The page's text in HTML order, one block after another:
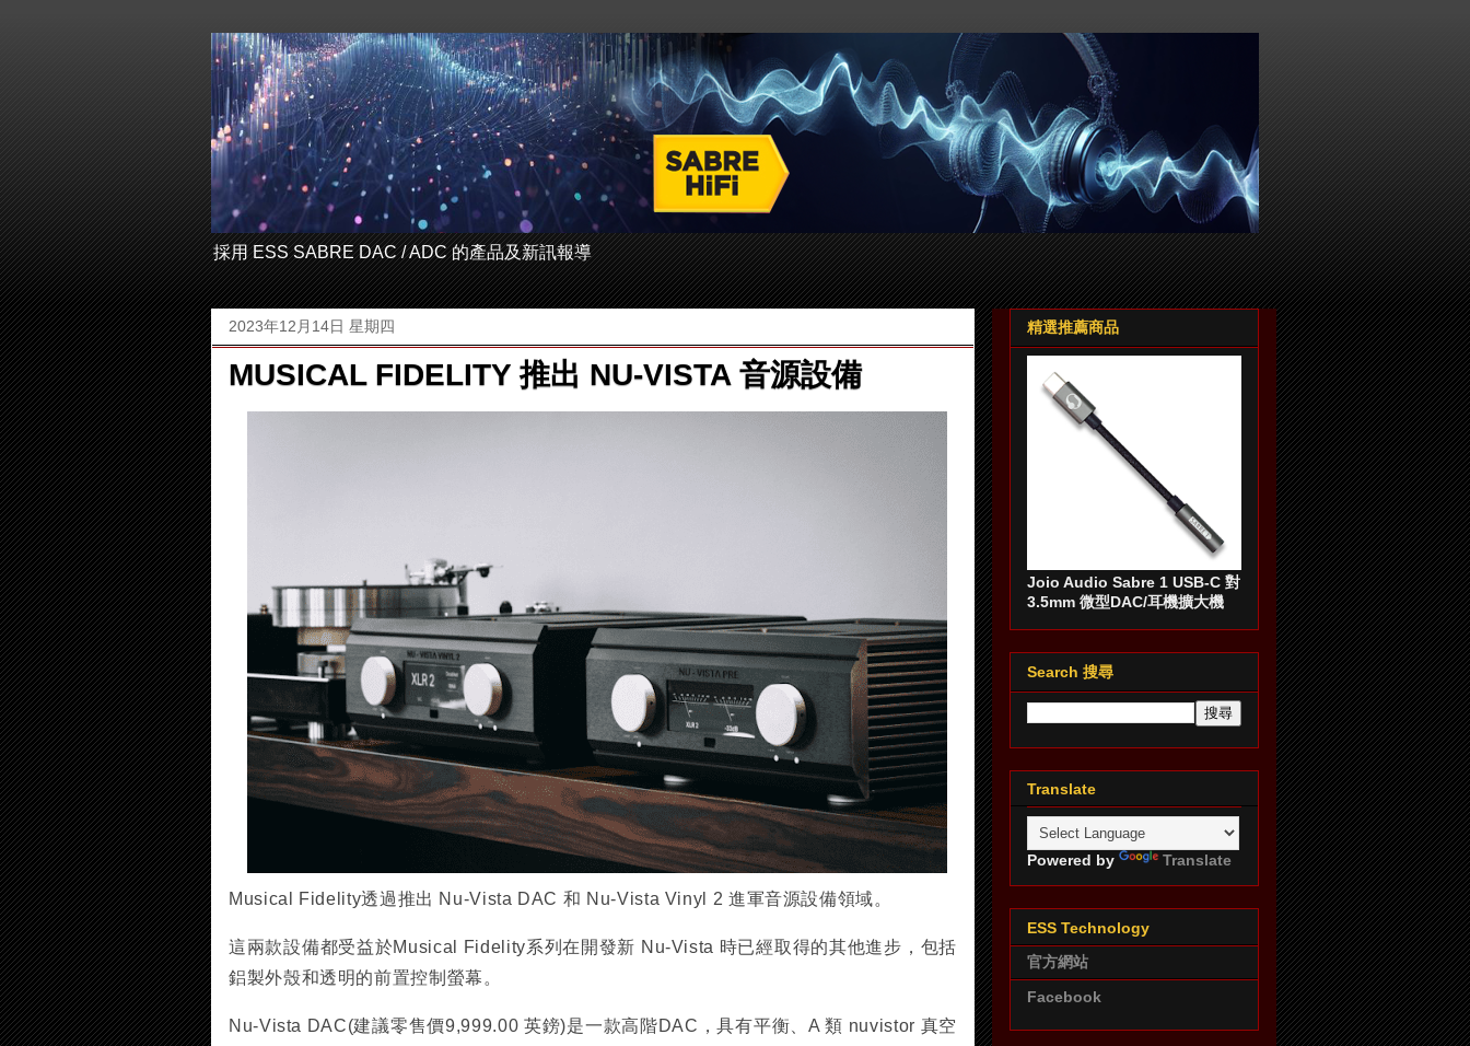
採用 ESS SABRE DAC / ADC 的產品及新訊報導
2023年12月14日 星期四
MUSICAL FIDELITY 推出 NU-VISTA 音源設備
Musical Fidelity透過推出 Nu-Vista DAC 和 Nu-Vista Vinyl 2 進軍音源設備領域。
這兩款設備都受益於Musical Fidelity系列在開發新 Nu-Vista 時已經取得的其他進步，包括
鋁製外殼和透明的前置控制螢幕。
Nu-Vista DAC(建議零售價9,999.00 英鎊)是一款高階DAC，具有平衡、A 類 nuvistor 真空
精選推薦商品
Joio Audio Sabre 1 USB-C 對
3.5mm 微型DAC/耳機擴大機
Search 搜尋
Translate
Powered by Translate
ESS Technology
官方網站
Facebook